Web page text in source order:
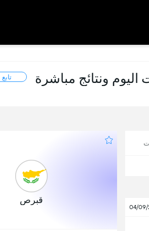
اليوم ونتائج مباشرة تابع
04/09/
قبرص